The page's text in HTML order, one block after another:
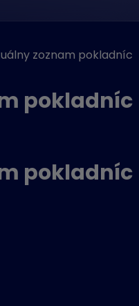
zoznam pokladníc
pokladníc
pokladníc